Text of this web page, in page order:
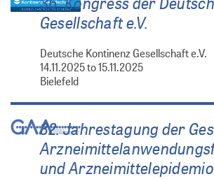
Gesellschaft e.V.
Deutsche Kontinenz Gesellschaft e.V.
14.11.2025 to 15.11.2025
Bielefeld
32. Jahrestagung der
und